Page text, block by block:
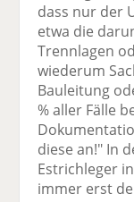
dass nur der
etwa die
Trennlagen
wiederum
Bauleitung
% aller Fälle
diese an!" In
Estrichleger
immer erst